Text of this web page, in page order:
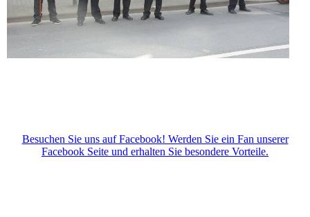
Besuchen Sie uns auf Facebook! Werden Sie ein Fan unserer
Facebook Seite und erhalten Sie besondere Vorteile.